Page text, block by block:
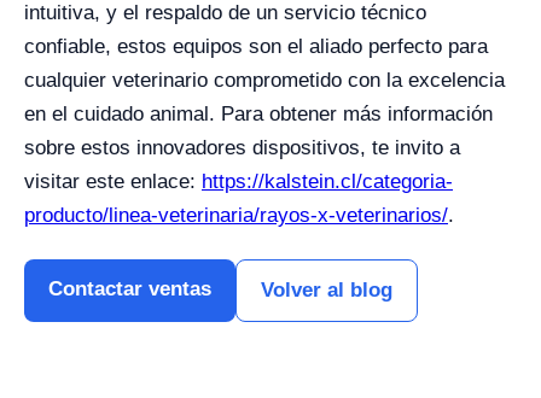
intuitiva, y el respaldo de un servicio técnico
confiable, estos equipos son el aliado perfecto para
cualquier veterinario comprometido con la excelencia
en el cuidado animal. Para obtener más información
sobre estos innovadores dispositivos, te invito a
visitar este enlace: https://kalstein.cl/categoria-
producto/linea-veterinaria/rayos-x-veterinarios/.
Contactar ventas Volver al blog